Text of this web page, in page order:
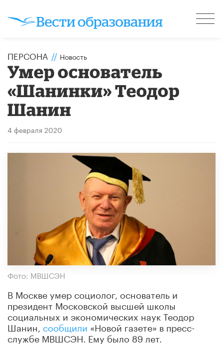
ПЕРСОНА // Новость
Умер основатель
«Шанинки» Теодор
Шанин
4 февраля 2020
Фото: МВШСЭН
В Москве умер социолог, основатель и
президент Московской высшей школы
социальных и экономических наук Теодор
Шанин, сообщили «Новой газете» в пресс-
службе МВШСЭН. Ему было 89 лет.